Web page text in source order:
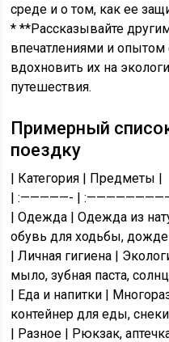
среде и о том, как ее
* **Рассказывайте
впечатлениями и
вдохновить их на
путешествия.
Примерный
поездку
| Категория | Предметы |
| :—————- |
| Одежда | Одежда из
обувь для ходьбы,
| Личная гигиена |
мыло, зубная паста,
| Еда и напитки |
контейнер для еды,
| Разное | Рюкзак,